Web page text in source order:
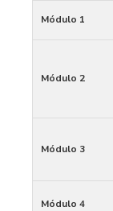
Módulo 1
Módulo 2
Módulo 3
Módulo 4